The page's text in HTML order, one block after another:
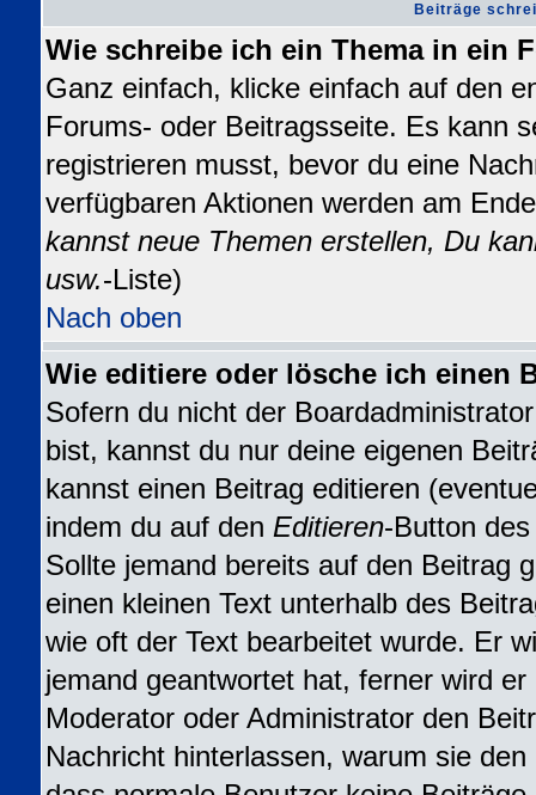
Beiträge
Wie schreibe ich ein Thema in ein
Ganz einfach, klicke einfach auf den
Forums- oder Beitragsseite. Es kann
registrieren musst, bevor du eine
verfügbaren Aktionen werden am
kannst neue Themen erstellen, Du
usw.-Liste)
Nach oben
Wie editiere oder lösche ich einen
Sofern du nicht der
bist, kannst du nur deine eigenen
kannst einen Beitrag editieren
indem du auf den Editieren-Button
Sollte jemand bereits auf den Beitrag
einen kleinen Text unterhalb des
wie oft der Text bearbeitet wurde. Er
jemand geantwortet hat, ferner wird
Moderator oder Administrator den
Nachricht hinterlassen, warum sie